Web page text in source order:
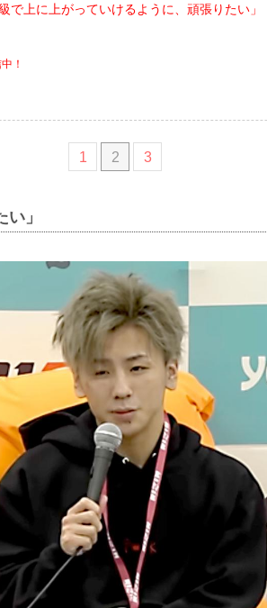
で上に上がっていけるように、頑張りたい」
！
1 2 3
」